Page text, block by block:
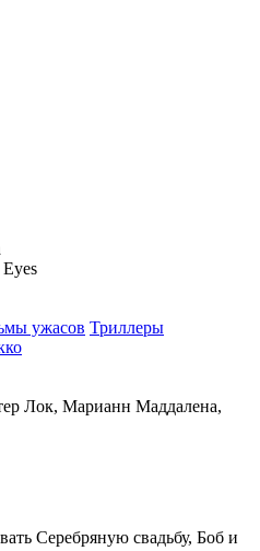
ужасов Триллеры
Лок, Марианн Маддалена,
Серебряную свадьбу, Боб и